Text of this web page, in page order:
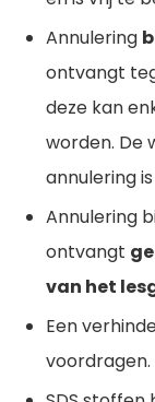
Annulering
ontvangt
deze kan
worden. De
annulering
Annulering
ontvangt
van het
Een
voordragen.